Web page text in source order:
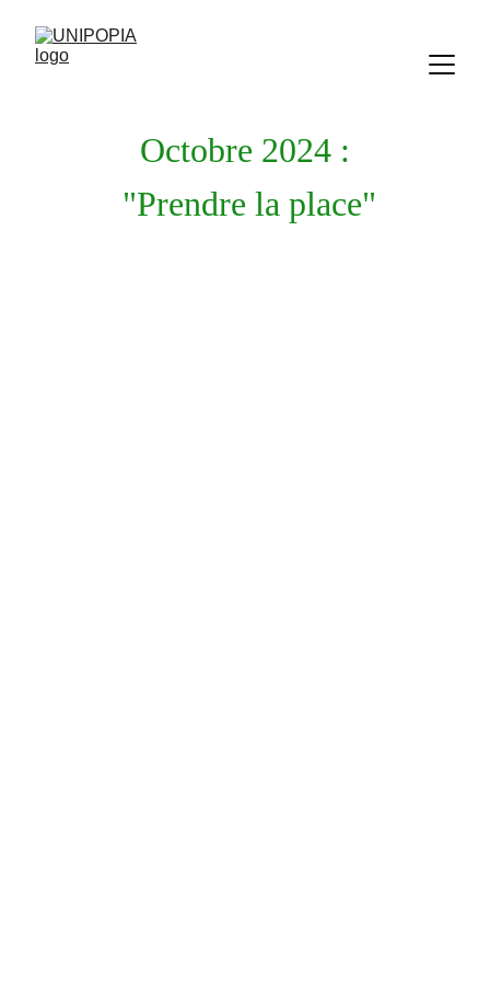
Octobre 2024 :
"Prendre la place"